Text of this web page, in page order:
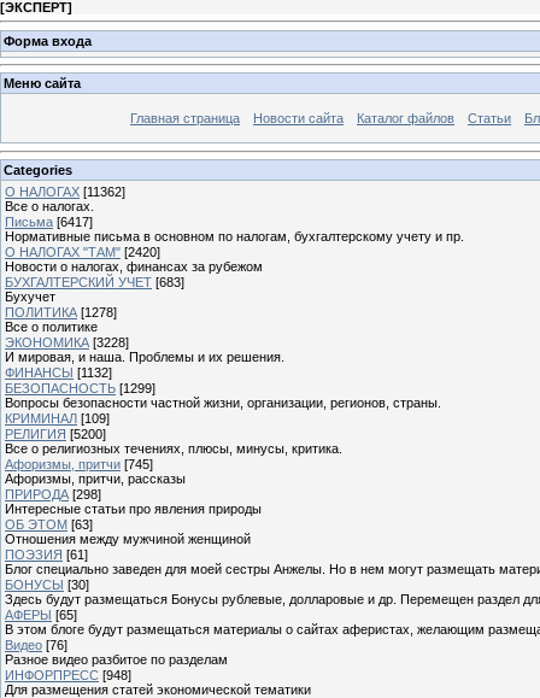
[ЭКСПЕРТ]
Форма входа
Меню сайта
Главная страница Новости сайта Каталог файлов Статьи
Categories
О НАЛОГАХ [11362]
Все о налогах.
Письма [6417]
Нормативные письма в основном по налогам, бухгалтерскому учету и пр.
О НАЛОГАХ "ТАМ" [2420]
Новости о налогах, финансах за рубежом
БУХГАЛТЕРСКИЙ УЧЕТ [683]
Бухучет
ПОЛИТИКА [1278]
Все о политике
ЭКОНОМИКА [3228]
И мировая, и наша. Проблемы и их решения.
ФИНАНСЫ [1132]
БЕЗОПАСНОСТЬ [1299]
Вопросы безопасности частной жизни, организации, регионов, страны.
КРИМИНАЛ [109]
РЕЛИГИЯ [5200]
Все о религиозных течениях, плюсы, минусы, критика.
Афоризмы, притчи [745]
Афоризмы, притчи, рассказы
ПРИРОДА [298]
Интересные статьи про явления природы
ОБ ЭТОМ [63]
Отношения между мужчиной женщиной
ПОЭЗИЯ [61]
Блог специально заведен для моей сестры Анжелы. Но в нем могут размещать
БОНУСЫ [30]
Здесь будут размещаться Бонусы рублевые, долларовые и др. Перемещен раздел
АФЕРЫ [65]
В этом блоге будут размещаться материалы о сайтах аферистах, желающим
Видео [76]
Разное видео разбитое по разделам
ИНФОРПРЕСС [948]
Для размещения статей экономической тематики